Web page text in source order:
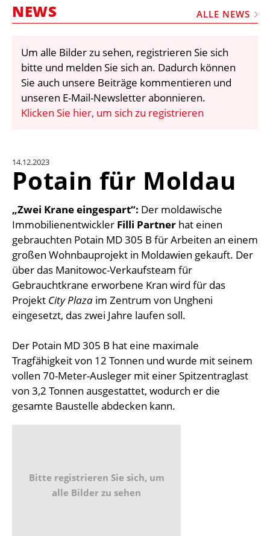
VIDEOS
BIBLIOTHEK
KRAN & BÜHNE
EINHEITENKONVERTER
KONTAKT
NEWS ALLE NEWS
Um alle Bilder zu sehen, registrieren Sie sich
bitte und melden Sie sich an. Dadurch können
Sie auch unsere Beiträge kommentieren und
unseren E-Mail-Newsletter abonnieren.
Klicken Sie hier, um sich zu registrieren
14.12.2023
Potain für Moldau
„Zwei Krane eingespart“: Der moldawische
Immobilienentwickler Filli Partner hat einen
gebrauchten Potain MD 305 B für Arbeiten an einem
großen Wohnbauprojekt in Moldawien gekauft. Der
über das Manitowoc-Verkaufsteam für
Gebrauchtkrane erworbene Kran wird für das
Projekt City Plaza im Zentrum von Ungheni
eingesetzt, das zwei Jahre laufen soll.
Der Potain MD 305 B hat eine maximale
Tragfähigkeit von 12 Tonnen und wurde mit seinem
vollen 70-Meter-Ausleger mit einer Spitzentraglast
von 3,2 Tonnen ausgestattet, wodurch er die
gesamte Baustelle abdecken kann.
Bitte registrieren Sie sich, um
alle Bilder zu sehen